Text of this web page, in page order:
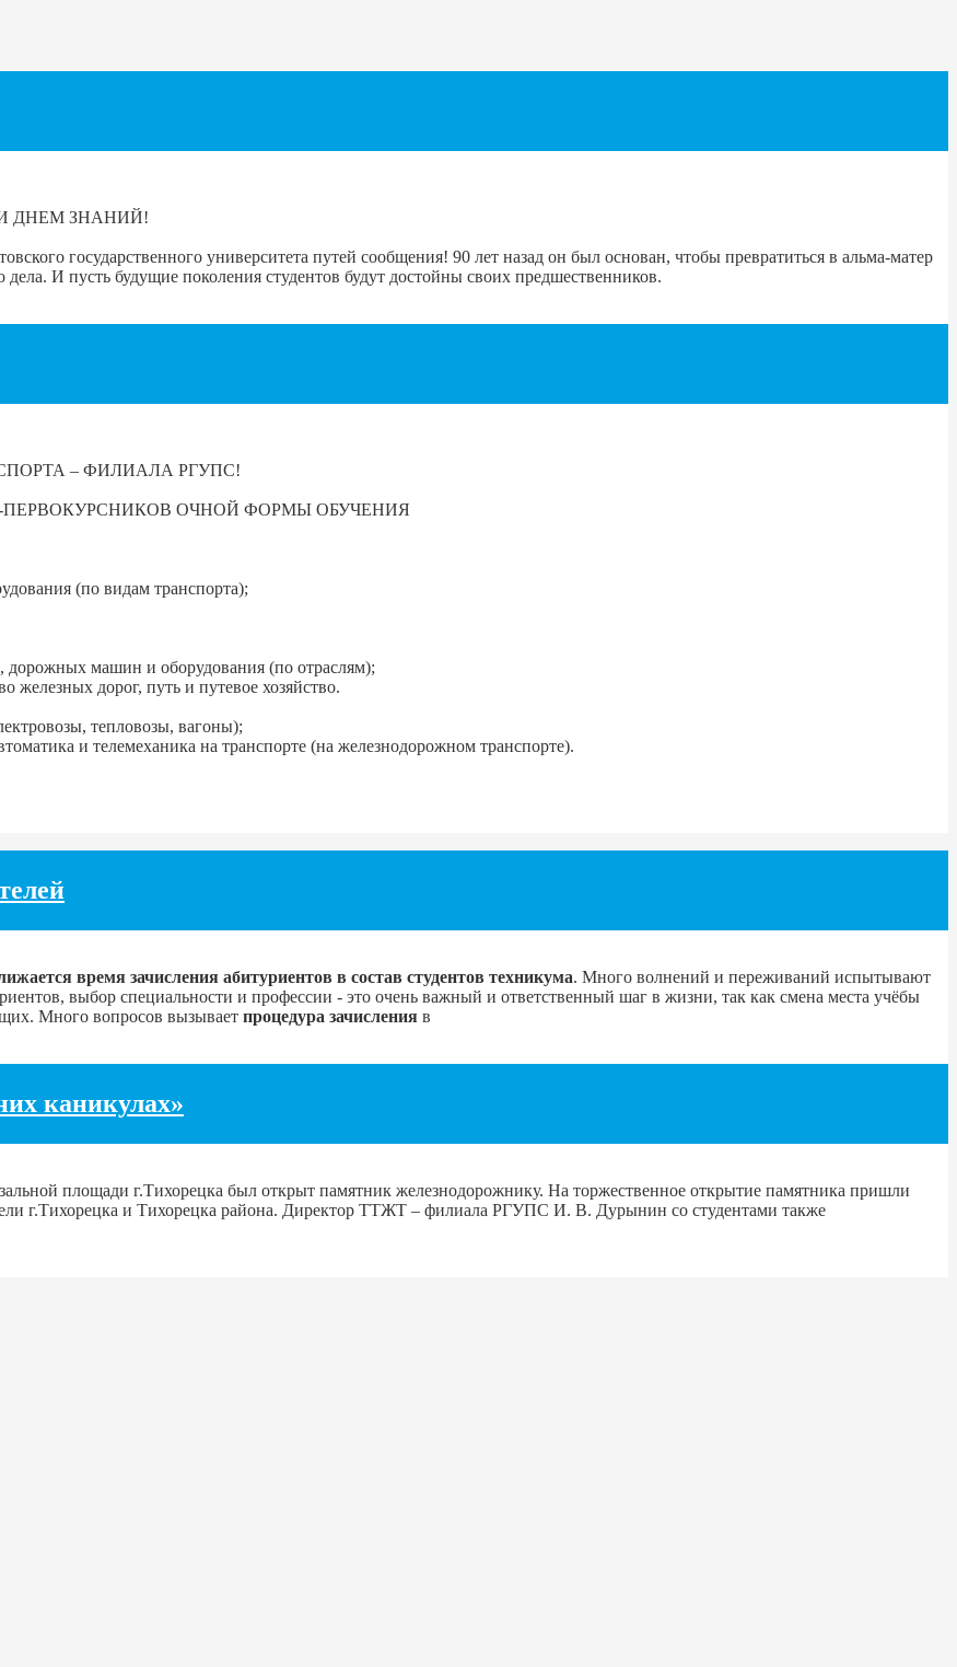
ДНЕМ ЗНАНИЙ!
государственного университета путей сообщения! 90 лет назад он был основан, чтобы превратиться в альма-матер
И пусть будущие поколения студентов будут достойны своих предшественников.
– ФИЛИАЛА РГУПС!
ОЧНОЙ ФОРМЫ ОБУЧЕНИЯ
(по видам транспорта);
дорожных машин и оборудования (по отраслям);
железных дорог, путь и путевое хозяйство.
тепловозы, вагоны);
и телемеханика на транспорте (на железнодорожном транспорте).
время зачисления абитуриентов в состав студентов техникума. Много волнений и переживаний испытывают
выбор специальности и профессии - это очень важный и ответственный шаг в жизни, так как смена места учёбы
Много вопросов вызывает процедура зачисления в
каникулах»
площади г.Тихорецка был открыт памятник железнодорожнику. На торжественное открытие памятника пришли
г.Тихорецка и Тихорецка района. Директор ТТЖТ – филиала РГУПС И. В. Дурынин со студентами также